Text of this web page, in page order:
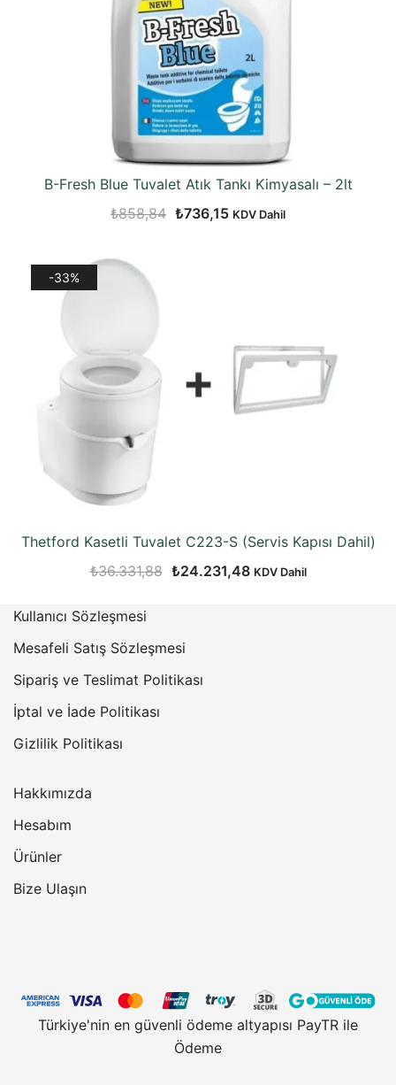
B-Fresh Blue Tuvalet Atık Tankı Kimyasalı – 2lt
₺858,84 Orijinal
₺736,15Şu
KDV Dahil
-33%
Thetford Kasetli Tuvalet C223-S (Servis Kapısı Dahil)
₺36.331,88 Orijinal
₺24.231,48Şu
KDV Dahil
Kullanıcı Sözleşmesi
Mesafeli Satış Sözleşmesi
Sipariş ve Teslimat Politikası
İptal ve İade Politikası
Gizlilik Politikası
Hakkımızda
Hesabım
Ürünler
Bize Ulaşın
Türkiye'nin en güvenli ödeme altyapısı PayTR ile
Ödeme